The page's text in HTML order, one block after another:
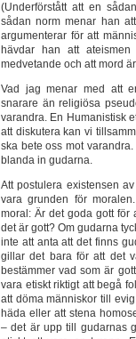
(Underförstått att en
sådan norm menar han
argumenterar för att
hävdar han att
medvetande och att mord
Vad jag menar med att
snarare än religiösa
varandra. En Humanistisk
att diskutera kan vi
ska bete oss mot
blanda in gudarna.
Att postulera existensen
vara grunden för
moral: Är det goda gott för
det är gott? Om gudarna
inte att anta att det finns
gillar det bara för att det
bestämmer vad som är
vara etiskt riktigt att begå
att döma människor till
häda eller att stena
– det är upp till gudarnas